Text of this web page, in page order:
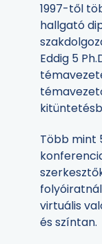
1997-től
hallgató
Eddig 5
Több mint
virtuális
és színtan.